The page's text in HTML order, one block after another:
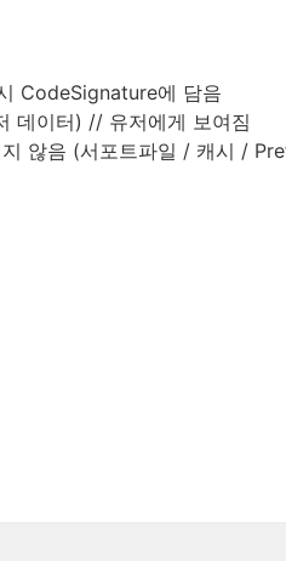
CodeSignature에 담음
데이터) // 유저에게 보여짐
않음 (서포트파일 / 캐시 /